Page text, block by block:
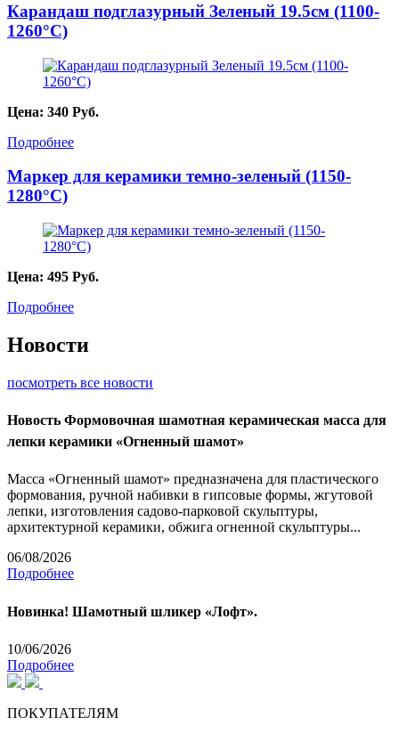
Карандаш подглазурный Зеленый 19.5см (1100-
1260°С)
Цена: 340 Руб.
Подробнее
Маркер для керамики темно-зеленый (1150-
1280°С)
Цена: 495 Руб.
Подробнее
Новости
посмотреть все новости
Новость Формовочная шамотная керамическая масса для
лепки керамики «Огненный шамот»
Масса «Огненный шамот» предназначена для пластического
формования, ручной набивки в гипсовые формы, жгутовой
лепки, изготовления садово-парковой скульптуры,
архитектурной керамики, обжига огненной скульптуры...
06/08/2026
Подробнее
Новинка! Шамотный шликер «Лофт».
10/06/2026
Подробнее
ПОКУПАТЕЛЯМ